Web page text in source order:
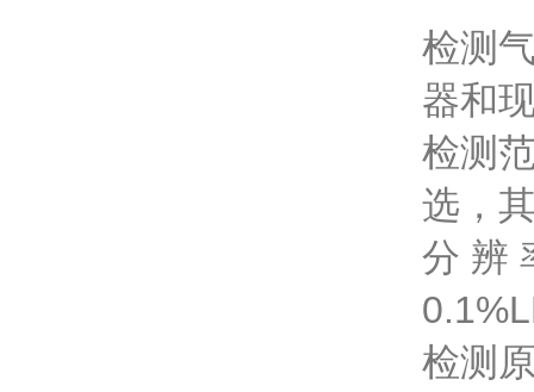
检测
器和
检测
选，
分 辨
检测